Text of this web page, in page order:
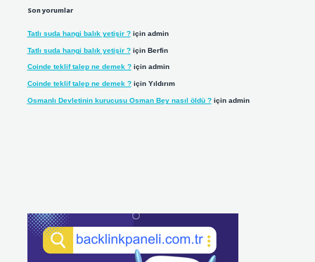
Son yorumlar
Tatlı suda hangi balık yetişir ?için admin
Tatlı suda hangi balık yetişir ?için Berfin
Coinde teklif talep ne demek ?için admin
Coinde teklif talep ne demek ?için Yıldırım
Osmanlı Devletinin kurucusu Osman Bey nasıl öldü ?için admin